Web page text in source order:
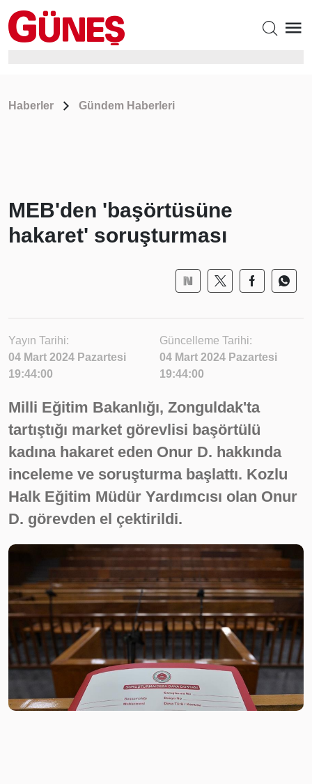
Haberler Gündem Haberleri
MEB'den 'başörtüsüne
hakaret' soruşturması
Yayın Tarihi:
04 Mart 2024 Pazartesi
19:44:00
Güncelleme Tarihi:
04 Mart 2024 Pazartesi
19:44:00
Milli Eğitim Bakanlığı, Zonguldak'ta
tartıştığı market görevlisi başörtülü
kadına hakaret eden Onur D. hakkında
inceleme ve soruşturma başlattı. Kozlu
Halk Eğitim Müdür Yardımcısı olan Onur
D. görevden el çektirildi.